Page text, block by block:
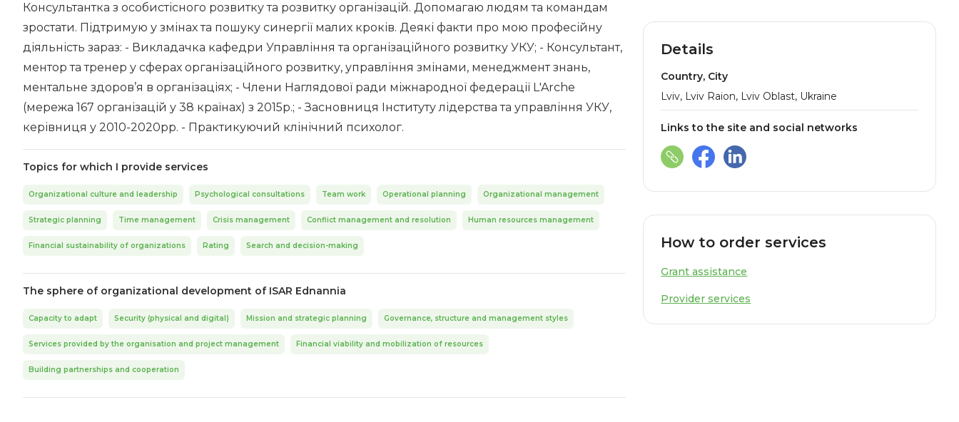
Консультантка з особистісного розвитку та розвитку організацій. Допомагаю людям та командам
зростати. Підтримую у змінах та пошуку синергії малих кроків. Деякі факти про мою професійну
діяльність зараз: - Викладачка кафедри Управління та організаційного розвитку УКУ; - Консультант,
ментор та тренер у сферах організаційного розвитку, управління змінами, менеджмент знань,
ментальне здоров’я в організаціях; - Члени Наглядової ради міжнародної федерації L'Arche
(мережа 167 організацій у 38 країнах) з 2015р.; - Засновниця Інституту лідерства та управління УКУ,
керівниця у 2010-2020рр. - Практикуючий клінічний психолог.
Topics for which I provide services
Organizational culture and leadership Psychological consultations Team work Operational planning Organizational management
Strategic planning Time management Crisis management Conflict management and resolution Human resources management
Financial sustainability of organizations Rating Search and decision-making
The sphere of organizational development of ISAR Ednannia
Capacity to adapt Security (physical and digital) Mission and strategic planning Governance, structure and management styles
Services provided by the organisation and project management Financial viability and mobilization of resources
Building partnerships and cooperation
Details
Country, City
Lviv, Lviv Raion, Lviv Oblast, Ukraine
Links to the site and social networks
How to order services
Grant assistance
Provider services